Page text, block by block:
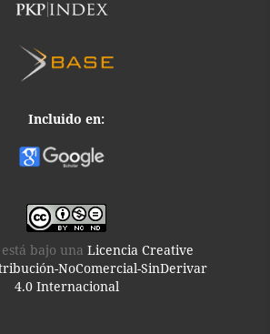
Incluido en:
bajo una Licencia Creative
NoComercial-SinDerivar
4.0 Internacional